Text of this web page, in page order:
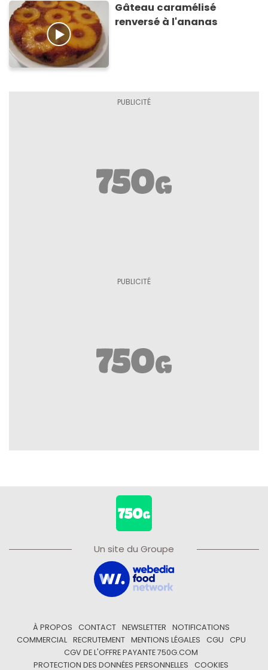
Gâteau caramélisé
renversé à l'ananas
Un site du Groupe
À PROPOS CONTACT NEWSLETTER
NOTIFICATIONS
COMMERCIAL
RECRUTEMENT MENTIONS LÉGALES CGU
CPU
CGV DE L'OFFRE PAYANTE 750G.COM
PROTECTION DES DONNÉES PERSONNELLES
COOKIES